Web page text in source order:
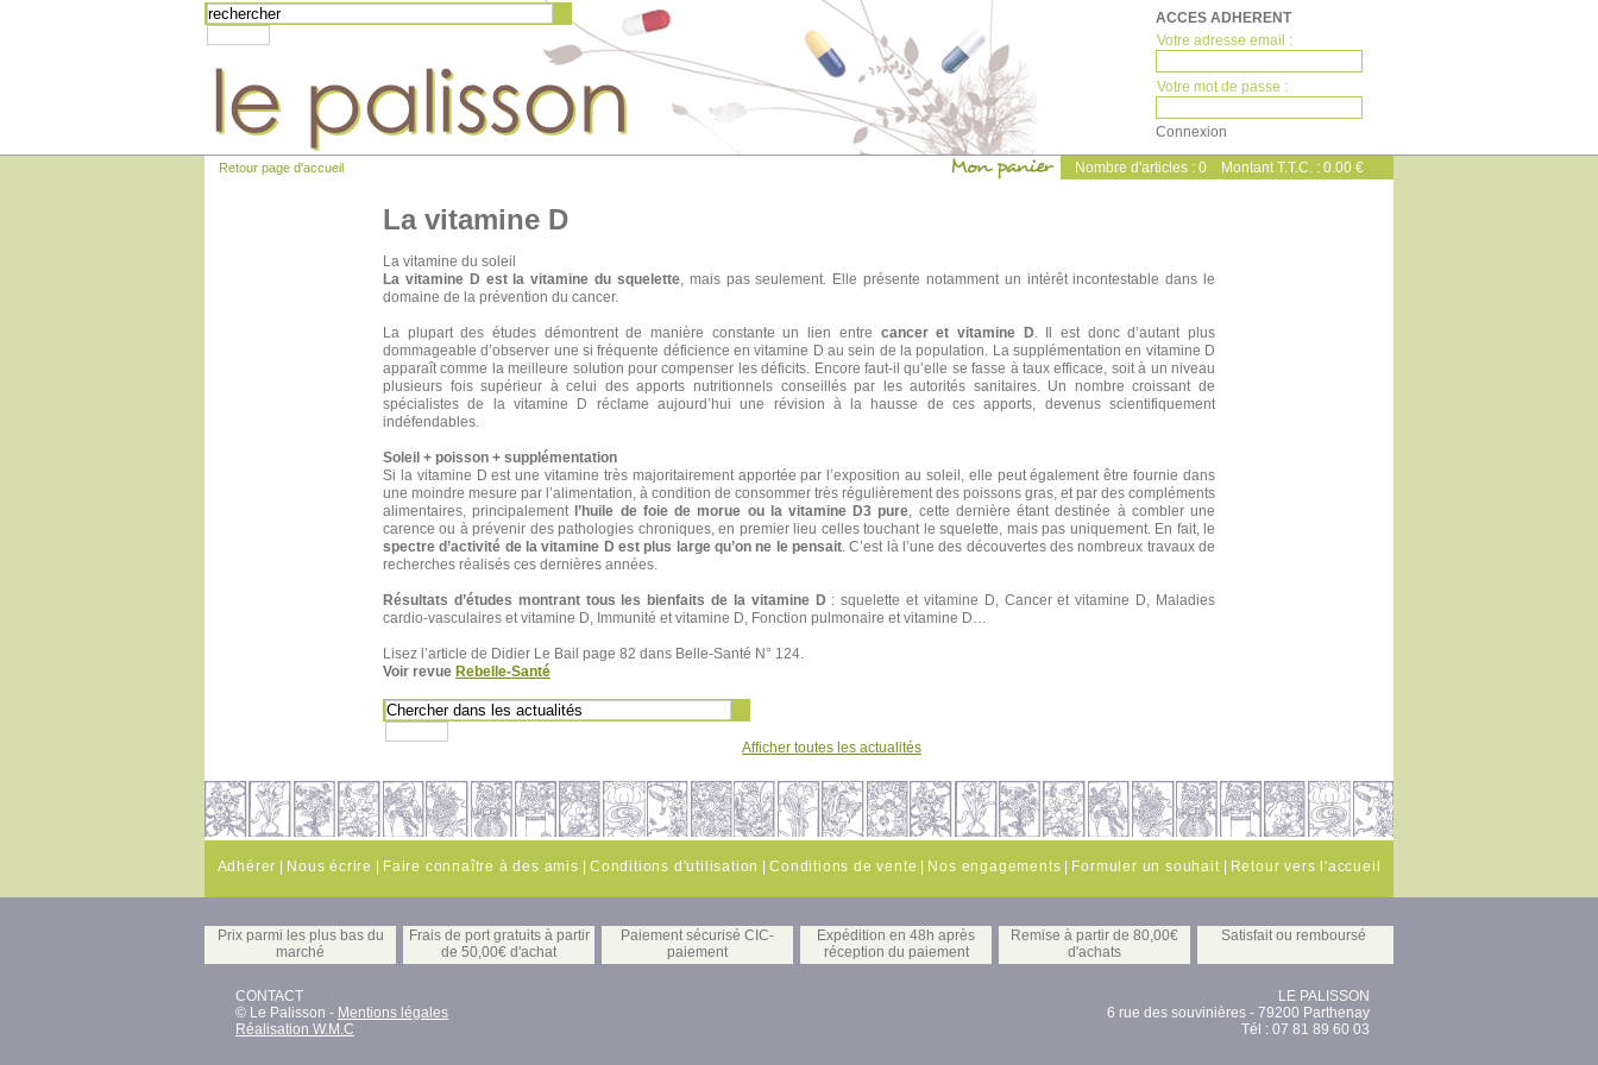
ACCES ADHERENT
Votre adresse email :
Votre mot de passe :
Retour page d'accueil Nombre d'articles : 0 Montant T.T.C. : 0.00 €
La vitamine D
La vitamine du soleil
La vitamine D est la vitamine du squelette, mais pas seulement. Elle présente notamment un intérêt incontestable dans le
domaine de la prévention du cancer.
La plupart des études démontrent de manière constante un lien entre cancer et vitamine D. Il est donc d’autant plus
dommageable d’observer une si fréquente déficience en vitamine D au sein de la population. La supplémentation en vitamine D
apparaît comme la meilleure solution pour compenser les déficits. Encore faut-il qu’elle se fasse à taux efficace, soit à un niveau
plusieurs fois supérieur à celui des apports nutritionnels conseillés par les autorités sanitaires. Un nombre croissant de
spécialistes de la vitamine D réclame aujourd’hui une révision à la hausse de ces apports, devenus scientifiquement
indéfendables.
Soleil + poisson + supplémentation
Si la vitamine D est une vitamine très majoritairement apportée par l’exposition au soleil, elle peut également être fournie dans
une moindre mesure par l’alimentation, à condition de consommer très régulièrement des poissons gras, et par des compléments
alimentaires, principalement l’huile de foie de morue ou la vitamine D3 pure, cette dernière étant destinée à combler une
carence ou à prévenir des pathologies chroniques, en premier lieu celles touchant le squelette, mais pas uniquement. En fait, le
spectre d’activité de la vitamine D est plus large qu’on ne le pensait. C’est là l’une des découvertes des nombreux travaux de
recherches réalisés ces dernières années.
Résultats d’études montrant tous les bienfaits de la vitamine D : squelette et vitamine D, Cancer et vitamine D, Maladies
cardio-vasculaires et vitamine D, Immunité et vitamine D, Fonction pulmonaire et vitamine D…
Lisez l’article de Didier Le Bail page 82 dans Belle-Santé N° 124.
Voir revue Rebelle-Santé
Afficher toutes les actualités
Adhérer Nous écrire Faire connaître à des amis Conditions d'utilisation |Conditions de vente Nos engagements Formuler un souhait| Retour vers l'accueil
Prix parmi les plus bas du
marché
Frais de port gratuits à partir
de 50,00€ d'achat
Paiement sécurisé CIC-
paiement
Expédition en 48h après
réception du paiement
Remise à partir de 80,00€
d'achats
Satisfait ou remboursé
LE PALISSON
6 rue des souvinières - 79200 Parthenay
Tél : 07 81 89 60 03
CONTACT
© Le Palisson - Mentions légales
Réalisation W.M.C